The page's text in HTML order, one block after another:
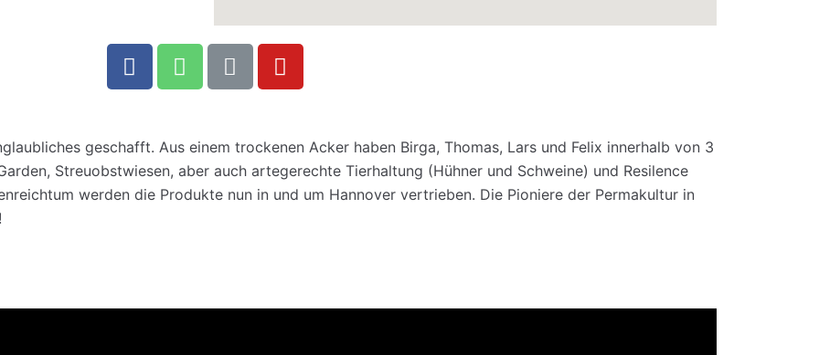
geschafft. Aus einem trockenen Acker haben Birga, Thomas, Lars und Felix innerhalb von 3
Streuobstwiesen, aber auch artegerechte Tierhaltung (Hühner und Schweine) und Resilence
werden die Produkte nun in und um Hannover vertrieben. Die Pioniere der Permakultur in